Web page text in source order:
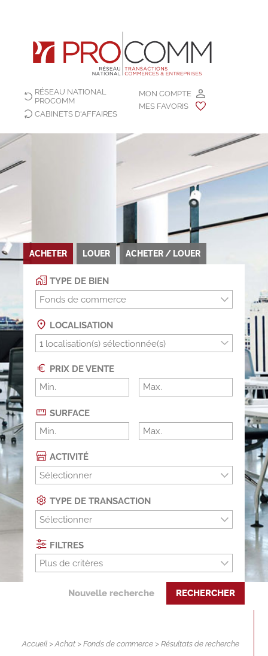
MON COMPTE
MES FAVORIS
RÉSEAU NATIONAL
PROCOMM
CABINETS D'AFFAIRES
ACHETER LOUER ACHETER / LOUER
TYPE DE BIEN
Fonds de commerce
LOCALISATION
PRIX DE VENTE
SURFACE
ACTIVITÉ
Sélectionner
TYPE DE TRANSACTION
Sélectionner
FILTRES
Plus de critères
Nouvelle recherche RECHERCHER
Accueil >Achat >Fonds de commerce > Résultats de recherche